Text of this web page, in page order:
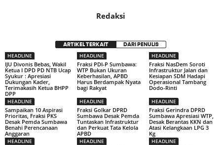
Redaksi
ARTIKEL TERKAIT DARI PENULIS
HEADLINE
IJU Divonis Bebas, Wakil
Ketua I DPD PD NTB Ucap
Syukur : Apresiasi
Dukungan Kader,
Terimakasih Ketua BHPP
DPP
HEADLINE
Fraksi PDI-P Sumbawa:
WTP Bukan Ukuran
Keberhasilan, APBD
Harus Berdampak Nyata
bagi Rakyat
HEADLINE
Fraksi NasDem Soroti
Infrastruktur Jalan dan
Kesiapan SDM Hadapi
Operasional Tambang
Dodo-Rinti
HEADLINE
Sampaikan 10 Aspirasi
Prioritas, Fraksi PKS
Desak Pemda Sumbawa
Benahi Perencanaan
Anggaran
HEADLINE
Fraksi Golkar DPRD
Sumbawa Desak Pemda
Tuntaskan Infrastruktur
dan Perkuat Tata Kelola
APBD
HEADLINE
Fraksi Gerindra DPRD
Sumbawa Apresiasi WTP,
Desak Berantas KKN dan
Atasi Kelangkaan LPG 3
Kg
HEADLINE HEADLINE HEADLINE